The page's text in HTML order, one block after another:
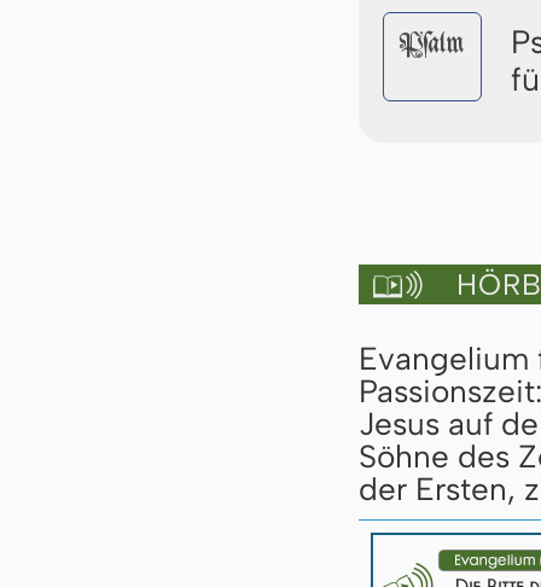
Pſalm

Passionszeit:
Jesus auf
Söhne des
der Ersten,